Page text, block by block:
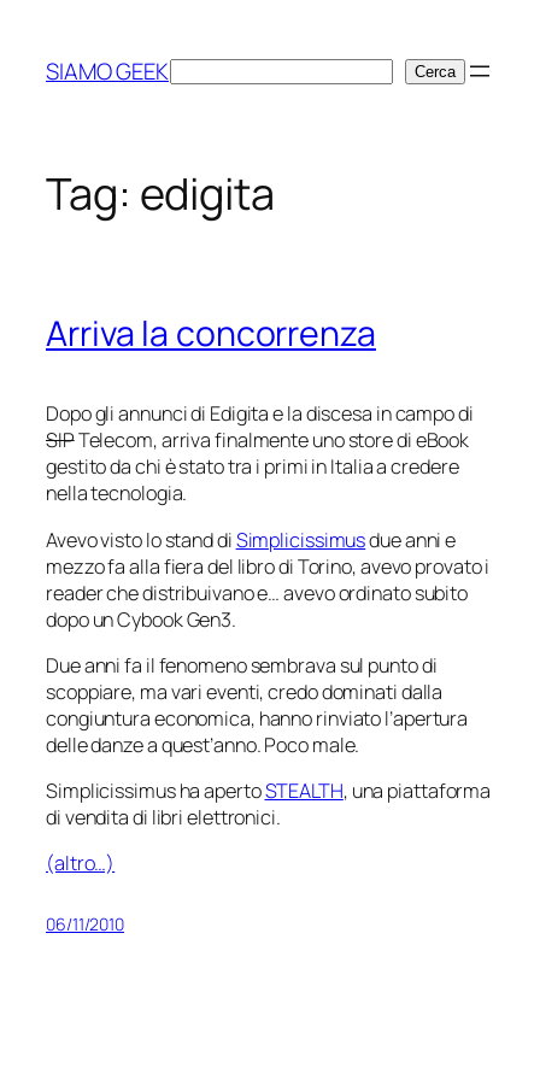
contenuto
SIAMO GEEKCerca Cerca
Tag: edigita
Arriva la concorrenza
Dopo gli annunci di Edigita e la discesa in campo di
SIPTelecom, arriva finalmente uno store di eBook
gestito da chi è stato tra i primi in Italia a credere
nella tecnologia.
Avevo visto lo stand diSimplicissimusdue anni e
mezzo fa alla fiera del libro di Torino, avevo provato i
reader che distribuivano e… avevo ordinato subito
dopo un Cybook Gen3.
Due anni fa il fenomeno sembrava sul punto di
scoppiare, ma vari eventi, credo dominati dalla
congiuntura economica, hanno rinviato l’apertura
delle danze a quest’anno. Poco male.
Simplicissimus ha apertoSTEALTH, una piattaforma
di vendita di libri elettronici.
(altro…)
06/11/2010